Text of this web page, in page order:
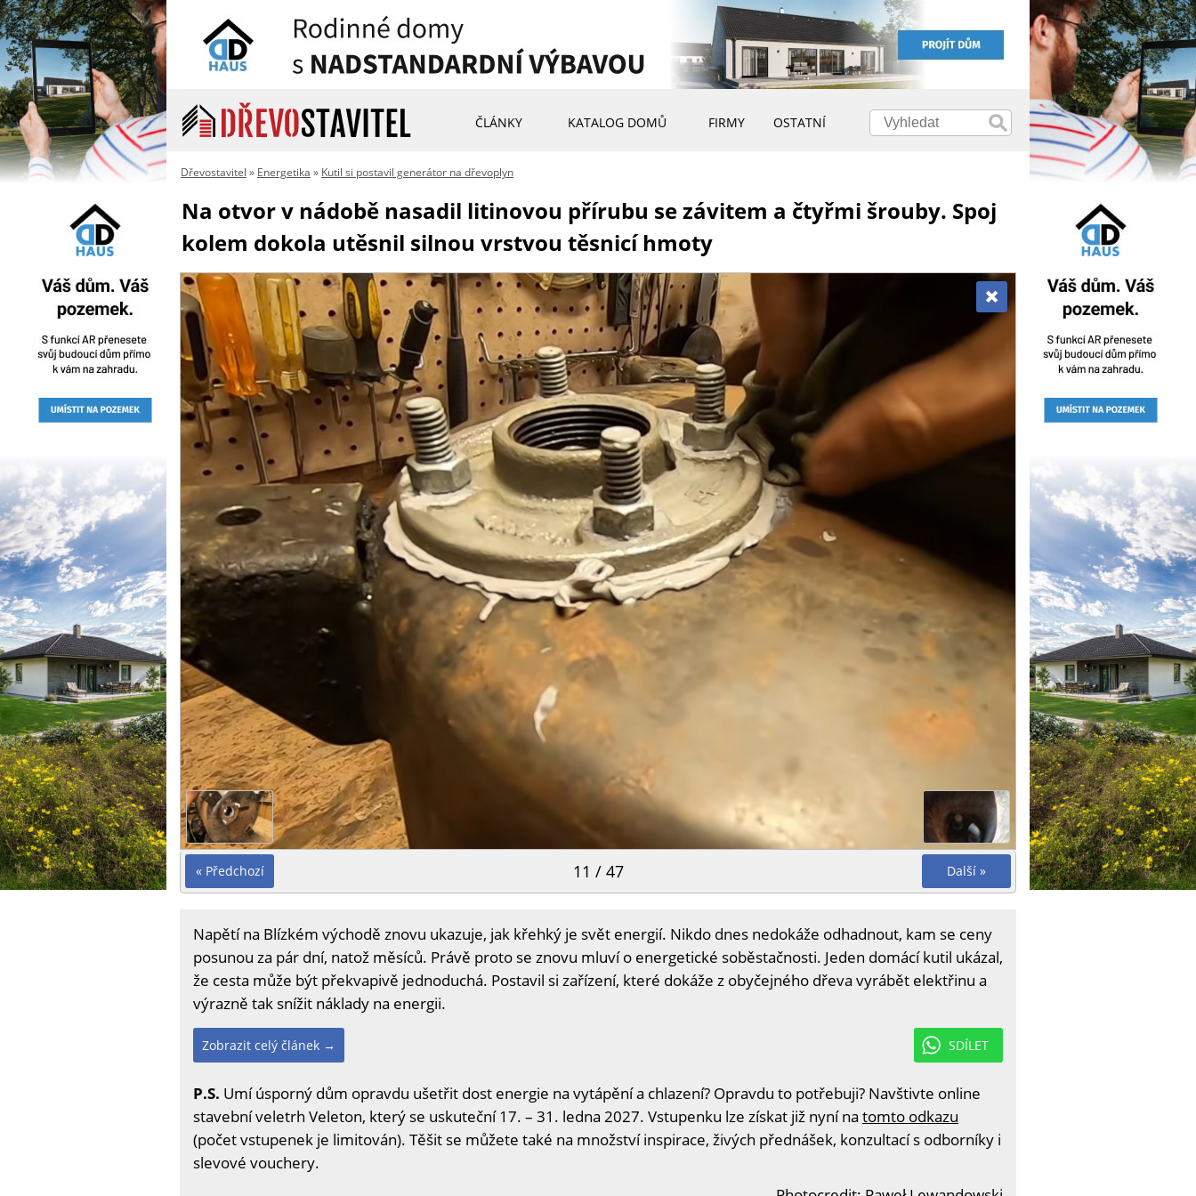
ČLÁNKY KATALOG DOMŮ FIRMY OSTATNÍ
Dřevostavitel » Energetika » Kutil si postavil generátor na dřevoplyn
Na otvor v nádobě nasadil litinovou přírubu se závitem a čtyřmi šrouby. Spoj
kolem dokola utěsnil silnou vrstvou těsnicí hmoty
« Předchozí Další »
11 / 47
Napětí na Blízkém východě znovu ukazuje, jak křehký je svět energií. Nikdo dnes nedokáže odhadnout, kam se ceny
posunou za pár dní, natož měsíců. Právě proto se znovu mluví o energetické soběstačnosti. Jeden domácí kutil ukázal,
že cesta může být překvapivě jednoduchá. Postavil si zařízení, které dokáže z obyčejného dřeva vyrábět elektřinu a
výrazně tak snížit náklady na energii.
SDÍLET
Zobrazit celý článek →
P.S. Umí úsporný dům opravdu ušetřit dost energie na vytápění a chlazení? Opravdu to potřebuji? Navštivte online
stavební veletrh Veleton, který se uskuteční 17. – 31. ledna 2027. Vstupenku lze získat již nyní na tomto odkazu
(počet vstupenek je limitován). Těšit se můžete také na množství inspirace, živých přednášek, konzultací s odborníky i
slevové vouchery.